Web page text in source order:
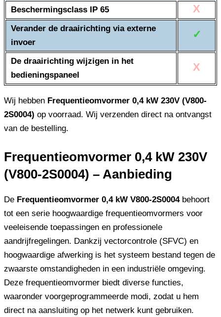
Beschermingsclass IP 65 X
Verander de draairichting via externe
invoer
✓
De draairichting wijzigen in het
bedieningspaneel
X
Wij hebben Frequentieomvormer 0,4 kW 230V (V800-
2S0004) op voorraad. Wij verzenden direct na ontvangst
van de bestelling.
Frequentieomvormer 0,4 kW 230V
(V800-2S0004) – Aanbieding
De Frequentieomvormer 0,4 kW V800-2S0004behoort
tot een serie hoogwaardige frequentieomvormers voor
veeleisende toepassingen en professionele
aandrijfregelingen. Dankzij vectorcontrole (SFVC) en
hoogwaardige afwerking is het systeem bestand tegen de
zwaarste omstandigheden in een industriële omgeving.
Deze frequentieomvormer biedt diverse functies,
waaronder voorgeprogrammeerde modi, zodat u hem
direct na aansluiting op het netwerk kunt gebruiken.